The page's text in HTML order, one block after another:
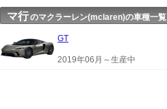
マ行のマクラーレン(mclaren)の車種一覧
GT
2019年06月～生産中